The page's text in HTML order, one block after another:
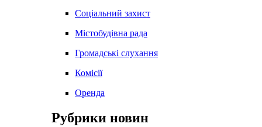
Соціальний захист
Містобудівна рада
Громадські слухання
Комісії
Оренда
Рубрики новин